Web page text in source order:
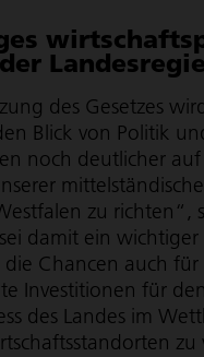
des Gesetzes
Blick von Politik
noch deutlicher
zu richten“,
damit ein
die Chancen auch
Investitionen für
des Landes im
zu